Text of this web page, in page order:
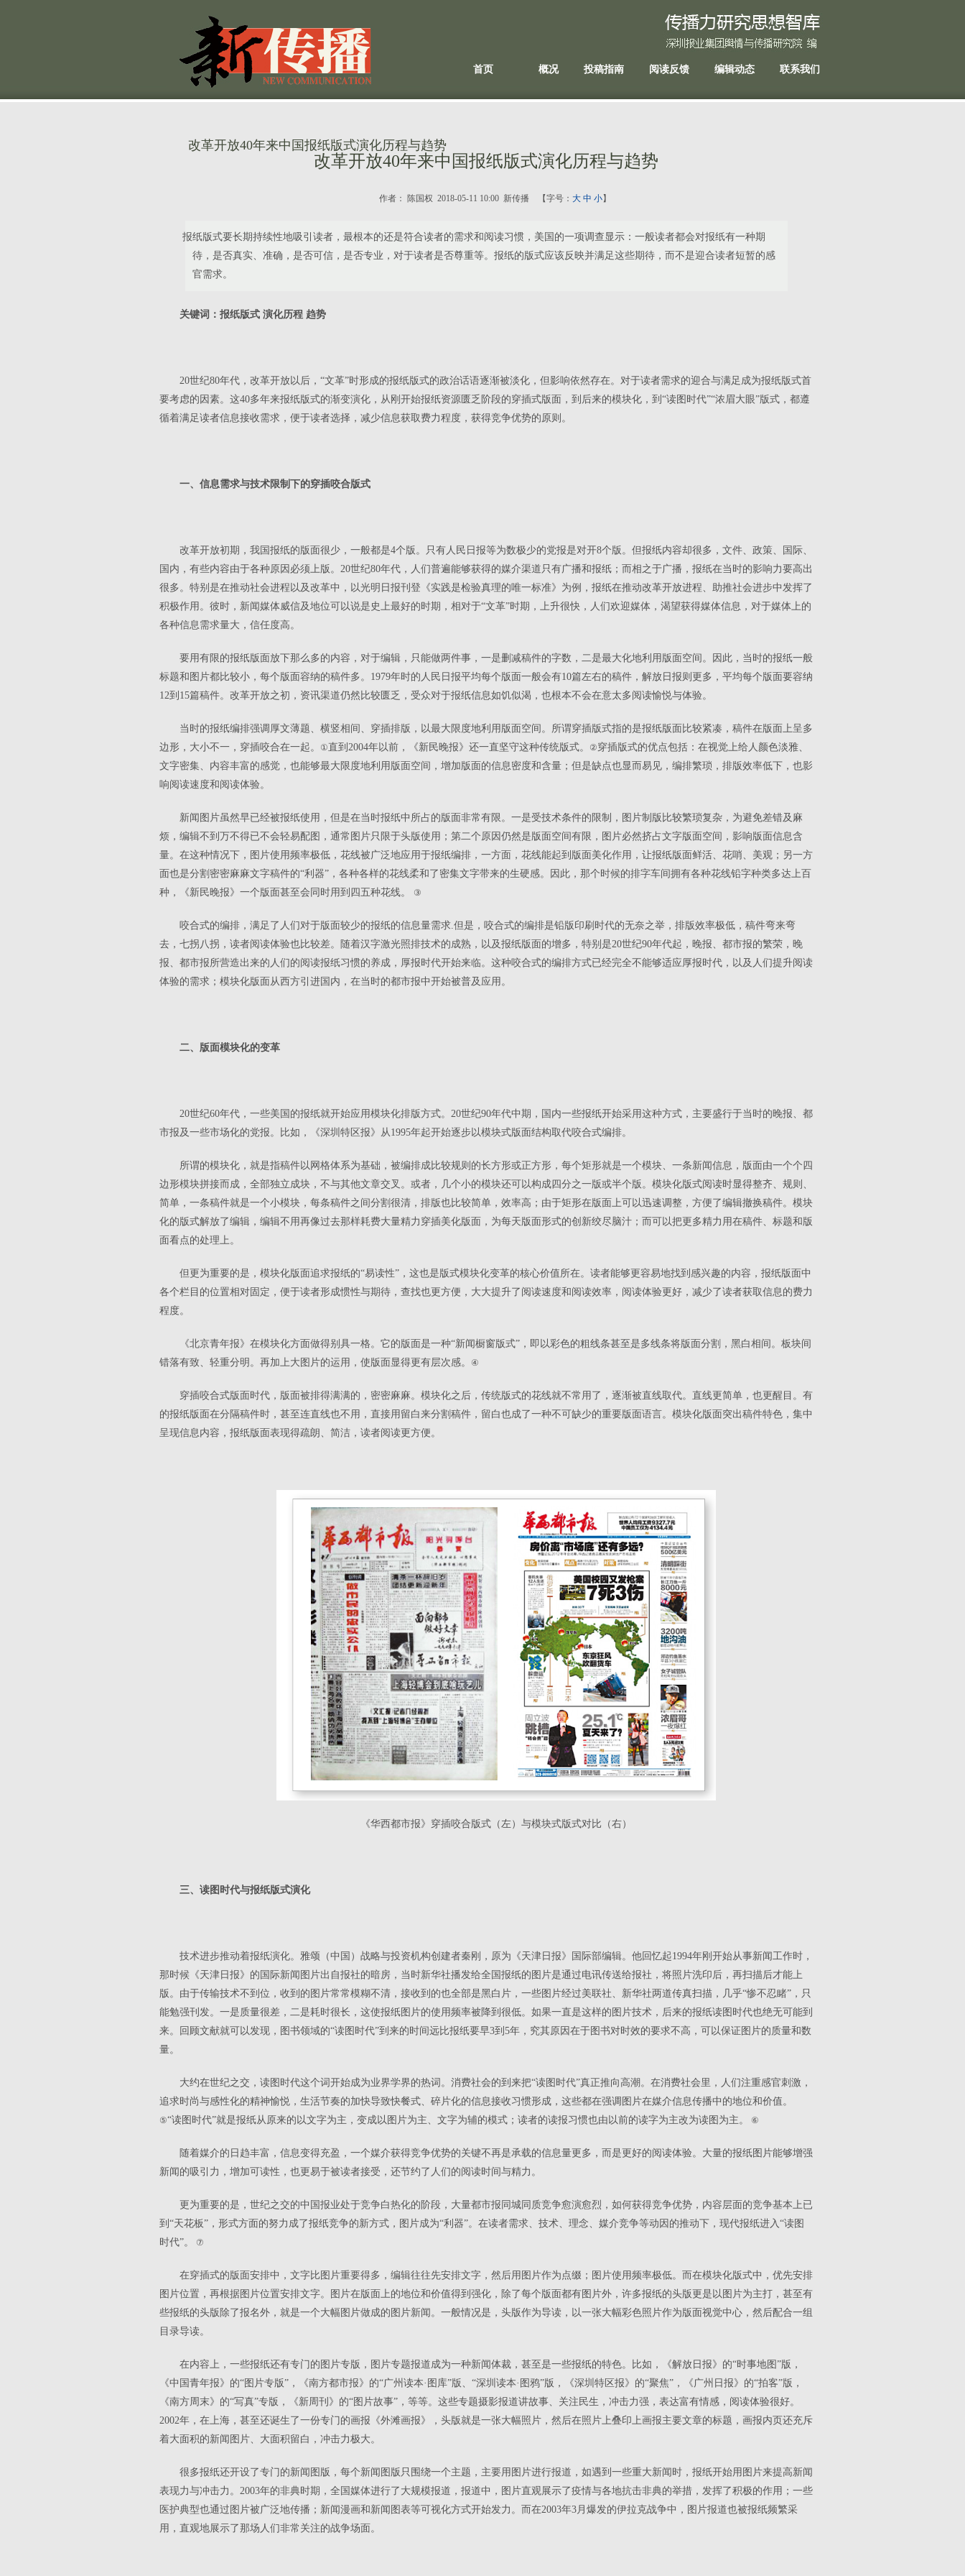
首页 概况 投稿指南 阅读反馈 编辑动态 联系我们
改革开放40年来中国报纸版式演化历程与趋势
改革开放40年来中国报纸版式演化历程与趋势
作者： ​ 陈国权 2018-05-11 10:00 新传播 【字号： 大 中 小】
报纸版式要长期持续性地吸引读者，最根本的还是符合读者的需求和阅读习惯，美国的一项调查显示：一般读者都会对报纸有一种期
待，是否真实、准确，是否可信，是否专业，对于读者是否尊重等。报纸的版式应该反映并满足这些期待，而不是迎合读者短暂的感
官需求。
关键词：报纸版式 演化历程 趋势
20世纪80年代，改革开放以后，“文革”时形成的报纸版式的政治话语逐渐被淡化，但影响依然存在。对于读者需求的迎合与满足成为报纸版式首
要考虑的因素。这40多年来报纸版式的渐变演化，从刚开始报纸资源匮乏阶段的穿插式版面，到后来的模块化，到“读图时代”“浓眉大眼”版式，都遵
循着满足读者信息接收需求，便于读者选择，减少信息获取费力程度，获得竞争优势的原则。
一、信息需求与技术限制下的穿插咬合版式
改革开放初期，我国报纸的版面很少，一般都是4个版。只有人民日报等为数极少的党报是对开8个版。但报纸内容却很多，文件、政策、国际、
国内，有些内容由于各种原因必须上版。20世纪80年代，人们普遍能够获得的媒介渠道只有广播和报纸；而相之于广播，报纸在当时的影响力要高出
很多。特别是在推动社会进程以及改革中，以光明日报刊登《实践是检验真理的唯一标准》为例，报纸在推动改革开放进程、助推社会进步中发挥了
积极作用。彼时，新闻媒体威信及地位可以说是史上最好的时期，相对于“文革”时期，上升很快，人们欢迎媒体，渴望获得媒体信息，对于媒体上的
各种信息需求量大，信任度高。
要用有限的报纸版面放下那么多的内容，对于编辑，只能做两件事，一是删减稿件的字数，二是最大化地利用版面空间。因此，当时的报纸一般
标题和图片都比较小，每个版面容纳的稿件多。1979年时的人民日报平均每个版面一般会有10篇左右的稿件，解放日报则更多，平均每个版面要容纳
12到15篇稿件。改革开放之初，资讯渠道仍然比较匮乏，受众对于报纸信息如饥似渴，也根本不会在意太多阅读愉悦与体验。
当时的报纸编排强调厚文薄题、横竖相间、穿插排版，以最大限度地利用版面空间。所谓穿插版式指的是报纸版面比较紧凑，稿件在版面上呈多
边形，大小不一，穿插咬合在一起。
①直到2004年以前，《新民晚报》还一直坚守这种传统版式。 ②穿插版式的优点包括：在视觉上给人颜色淡雅、
文字密集、内容丰富的感觉，也能够最大限度地利用版面空间，增加版面的信息密度和含量；但是缺点也显而易见，编排繁琐，排版效率低下，也影
响阅读速度和阅读体验。
新闻图片虽然早已经被报纸使用，但是在当时报纸中所占的版面非常有限。一是受技术条件的限制，图片制版比较繁琐复杂，为避免差错及麻
烦，编辑不到万不得已不会轻易配图，通常图片只限于头版使用；第二个原因仍然是版面空间有限，图片必然挤占文字版面空间，影响版面信息含
量。在这种情况下，图片使用频率极低，花线被广泛地应用于报纸编排，一方面，花线能起到版面美化作用，让报纸版面鲜活、花哨、美观；另一方
面也是分割密密麻麻文字稿件的“利器”，各种各样的花线柔和了密集文字带来的生硬感。因此，那个时候的排字车间拥有各种花线铅字种类多达上百
种，《新民晚报》一个版面甚至会同时用到四五种花线。
③
咬合式的编排，满足了人们对于版面较少的报纸的信息量需求.但是，咬合式的编排是铅版印刷时代的无奈之举，排版效率极低，稿件弯来弯
去，七拐八拐，读者阅读体验也比较差。随着汉字激光照排技术的成熟，以及报纸版面的增多，特别是20世纪90年代起，晚报、都市报的繁荣，晚
报、都市报所营造出来的人们的阅读报纸习惯的养成，厚报时代开始来临。这种咬合式的编排方式已经完全不能够适应厚报时代，以及人们提升阅读
体验的需求；模块化版面从西方引进国内，在当时的都市报中开始被普及应用。
二、版面模块化的变革
20世纪60年代，一些美国的报纸就开始应用模块化排版方式。20世纪90年代中期，国内一些报纸开始采用这种方式，主要盛行于当时的晚报、都
市报及一些市场化的党报。比如，《深圳特区报》从1995年起开始逐步以模块式版面结构取代咬合式编排。
所谓的模块化，就是指稿件以网格体系为基础，被编排成比较规则的长方形或正方形，每个矩形就是一个模块、一条新闻信息，版面由一个个四
边形模块拼接而成，全部独立成块，不与其他文章交叉。或者，几个小的模块还可以构成四分之一版或半个版。模块化版式阅读时显得整齐、规则、
简单，一条稿件就是一个小模块，每条稿件之间分割很清，排版也比较简单，效率高；由于矩形在版面上可以迅速调整，方便了编辑撤换稿件。模块
化的版式解放了编辑，编辑不用再像过去那样耗费大量精力穿插美化版面，为每天版面形式的创新绞尽脑汁；而可以把更多精力用在稿件、标题和版
面看点的处理上。
但更为重要的是，模块化版面追求报纸的“易读性”，这也是版式模块化变革的核心价值所在。读者能够更容易地找到感兴趣的内容，报纸版面中
各个栏目的位置相对固定，便于读者形成惯性与期待，查找也更方便，大大提升了阅读速度和阅读效率，阅读体验更好，减少了读者获取信息的费力
程度。
《北京青年报》在模块化方面做得别具一格。它的版面是一种“新闻橱窗版式”，即以彩色的粗线条甚至是多线条将版面分割，黑白相间。板块间
错落有致、轻重分明。再加上大图片的运用，使版面显得更有层次感。
④
穿插咬合式版面时代，版面被排得满满的，密密麻麻。模块化之后，传统版式的花线就不常用了，逐渐被直线取代。直线更简单，也更醒目。有
的报纸版面在分隔稿件时，甚至连直线也不用，直接用留白来分割稿件，留白也成了一种不可缺少的重要版面语言。模块化版面突出稿件特色，集中
呈现信息内容，报纸版面表现得疏朗、简洁，读者阅读更方便。
《华西都市报》穿插咬合版式（左）与模块式版式对比（右）
三、读图时代与报纸版式演化
技术进步推动着报纸演化。雅颂（中国）战略与投资机构创建者秦刚，原为《天津日报》国际部编辑。他回忆起1994年刚开始从事新闻工作时，
那时候《天津日报》的国际新闻图片出自报社的暗房，当时新华社播发给全国报纸的图片是通过电讯传送给报社，将照片洗印后，再扫描后才能上
版。由于传输技术不到位，收到的图片常常模糊不清，接收到的也全部是黑白片，一些图片经过美联社、新华社两道传真扫描，几乎“惨不忍睹”，只
能勉强刊发。一是质量很差，二是耗时很长，这使报纸图片的使用频率被降到很低。如果一直是这样的图片技术，后来的报纸读图时代也绝无可能到
来。回顾文献就可以发现，图书领域的“读图时代”到来的时间远比报纸要早3到5年，究其原因在于图书对时效的要求不高，可以保证图片的质量和数
量。
大约在世纪之交，读图时代这个词开始成为业界学界的热词。消费社会的到来把“读图时代”真正推向高潮。在消费社会里，人们注重感官刺激，
追求时尚与感性化的精神愉悦，生活节奏的加快导致快餐式、碎片化的信息接收习惯形成，这些都在强调图片在媒介信息传播中的地位和价值。
⑤“读图时代”就是报纸从原来的以文字为主，变成以图片为主、文字为辅的模式；读者的读报习惯也由以前的读字为主改为读图为主。 ⑥
随着媒介的日趋丰富，信息变得充盈，一个媒介获得竞争优势的关键不再是承载的信息量更多，而是更好的阅读体验。大量的报纸图片能够增强
新闻的吸引力，增加可读性，也更易于被读者接受，还节约了人们的阅读时间与精力。
更为重要的是，世纪之交的中国报业处于竞争白热化的阶段，大量都市报同城同质竞争愈演愈烈，如何获得竞争优势，内容层面的竞争基本上已
到“天花板”，形式方面的努力成了报纸竞争的新方式，图片成为“利器”。在读者需求、技术、理念、媒介竞争等动因的推动下，现代报纸进入“读图
时代”。
⑦
在穿插式的版面安排中，文字比图片重要得多，编辑往往先安排文字，然后用图片作为点缀；图片使用频率极低。而在模块化版式中，优先安排
图片位置，再根据图片位置安排文字。图片在版面上的地位和价值得到强化，除了每个版面都有图片外，许多报纸的头版更是以图片为主打，甚至有
些报纸的头版除了报名外，就是一个大幅图片做成的图片新闻。一般情况是，头版作为导读，以一张大幅彩色照片作为版面视觉中心，然后配合一组
目录导读。
在内容上，一些报纸还有专门的图片专版，图片专题报道成为一种新闻体裁，甚至是一些报纸的特色。比如，《解放日报》的“时事地图”版，
《中国青年报》的“图片专版”，《南方都市报》的“广州读本·图库”版、“深圳读本·图鸦”版，《深圳特区报》的“聚焦”，《广州日报》的“拍客”版，
《南方周末》的“写真”专版，《新周刊》的“图片故事”，等等。这些专题摄影报道讲故事、关注民生，冲击力强，表达富有情感，阅读体验很好。
2002年，在上海，甚至还诞生了一份专门的画报《外滩画报》，头版就是一张大幅照片，然后在照片上叠印上画报主要文章的标题，画报内页还充斥
着大面积的新闻图片、大面积留白，冲击力极大。
很多报纸还开设了专门的新闻图版，每个新闻图版只围绕一个主题，主要用图片进行报道，如遇到一些重大新闻时，报纸开始用图片来提高新闻
表现力与冲击力。2003年的非典时期，全国媒体进行了大规模报道，报道中，图片直观展示了疫情与各地抗击非典的举措，发挥了积极的作用；一些
医护典型也通过图片被广泛地传播；新闻漫画和新闻图表等可视化方式开始发力。而在2003年3月爆发的伊拉克战争中，图片报道也被报纸频繁采
用，直观地展示了那场人们非常关注的战争场面。